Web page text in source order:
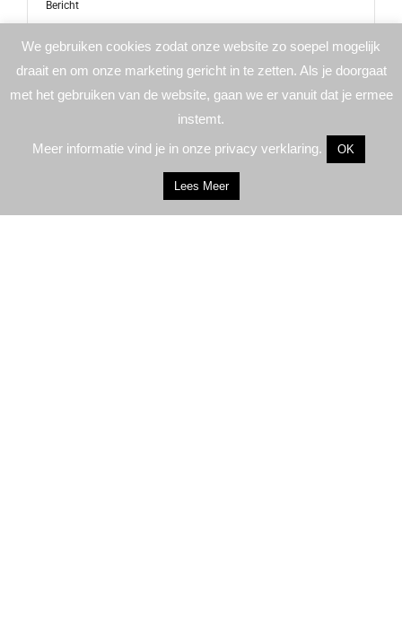
We gebruiken cookies zodat onze website zo soepel mogelijk
draait en om onze marketing gericht in te zetten. Als je doorgaat
met het gebruiken van de website, gaan we er vanuit dat je ermee
instemt.
Meer informatie vind je in onze privacy verklaring.
OK
Lees Meer